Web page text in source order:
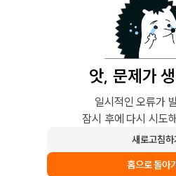
앗, 문제가
일시적인 오류가
잠시 후에 다시 시도
새로고침하
홈으로 돌아